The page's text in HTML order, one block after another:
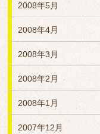
2008年5月
2008年4月
2008年3月
2008年2月
2008年1月
2007年12月